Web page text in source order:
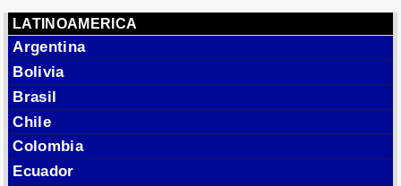
LATINOAMERICA
Argentina
Bolivia
Brasil
Chile
Colombia
Ecuador